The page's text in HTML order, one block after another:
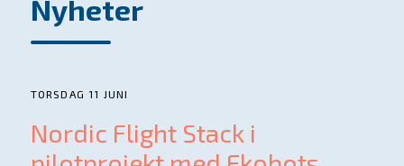
Nyheter
TORSDAG 11 JUNI
Nordic Flight Stack i